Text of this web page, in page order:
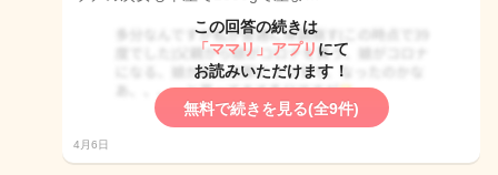
この回答の続きは
「ママリ」アプリ にて
お読みいただけます！
無料で続きを見る(全9件)
4月6日